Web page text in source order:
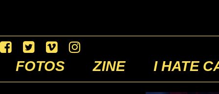
FOTOS ZINE I HATE